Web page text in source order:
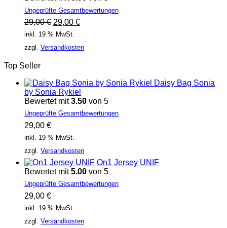
Ungeprüfte Gesamtbewertungen
29,00€ Ursprünglicher
Preis
29,00 €
29,00 €Aktueller
29,00 €.
inkl. 19 % MwSt.
zzgl. Versandkosten
Top Seller
Daisy Bag Sonia
by Sonia Rykiel
Bewertet mit3.50 von 5
Ungeprüfte Gesamtbewertungen
29,00 €
inkl. 19 % MwSt.
zzgl. Versandkosten
On1 Jersey UNIF
Bewertet mit5.00 von 5
Ungeprüfte Gesamtbewertungen
29,00 €
inkl. 19 % MwSt.
zzgl. Versandkosten